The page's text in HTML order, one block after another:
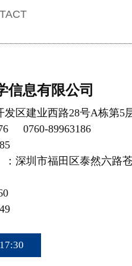
信息有限公司
发区建业西路28号A栋第5
0760-89963186
：深圳市福田区泰然六路